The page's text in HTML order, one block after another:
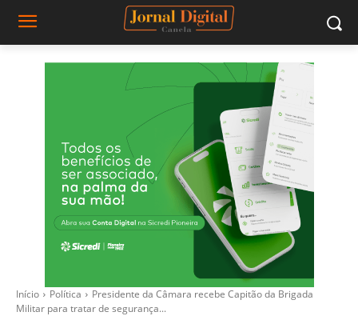
Início Política
Presidente da Câmara recebe Capitão da Brigada
Militar para tratar de segurança...